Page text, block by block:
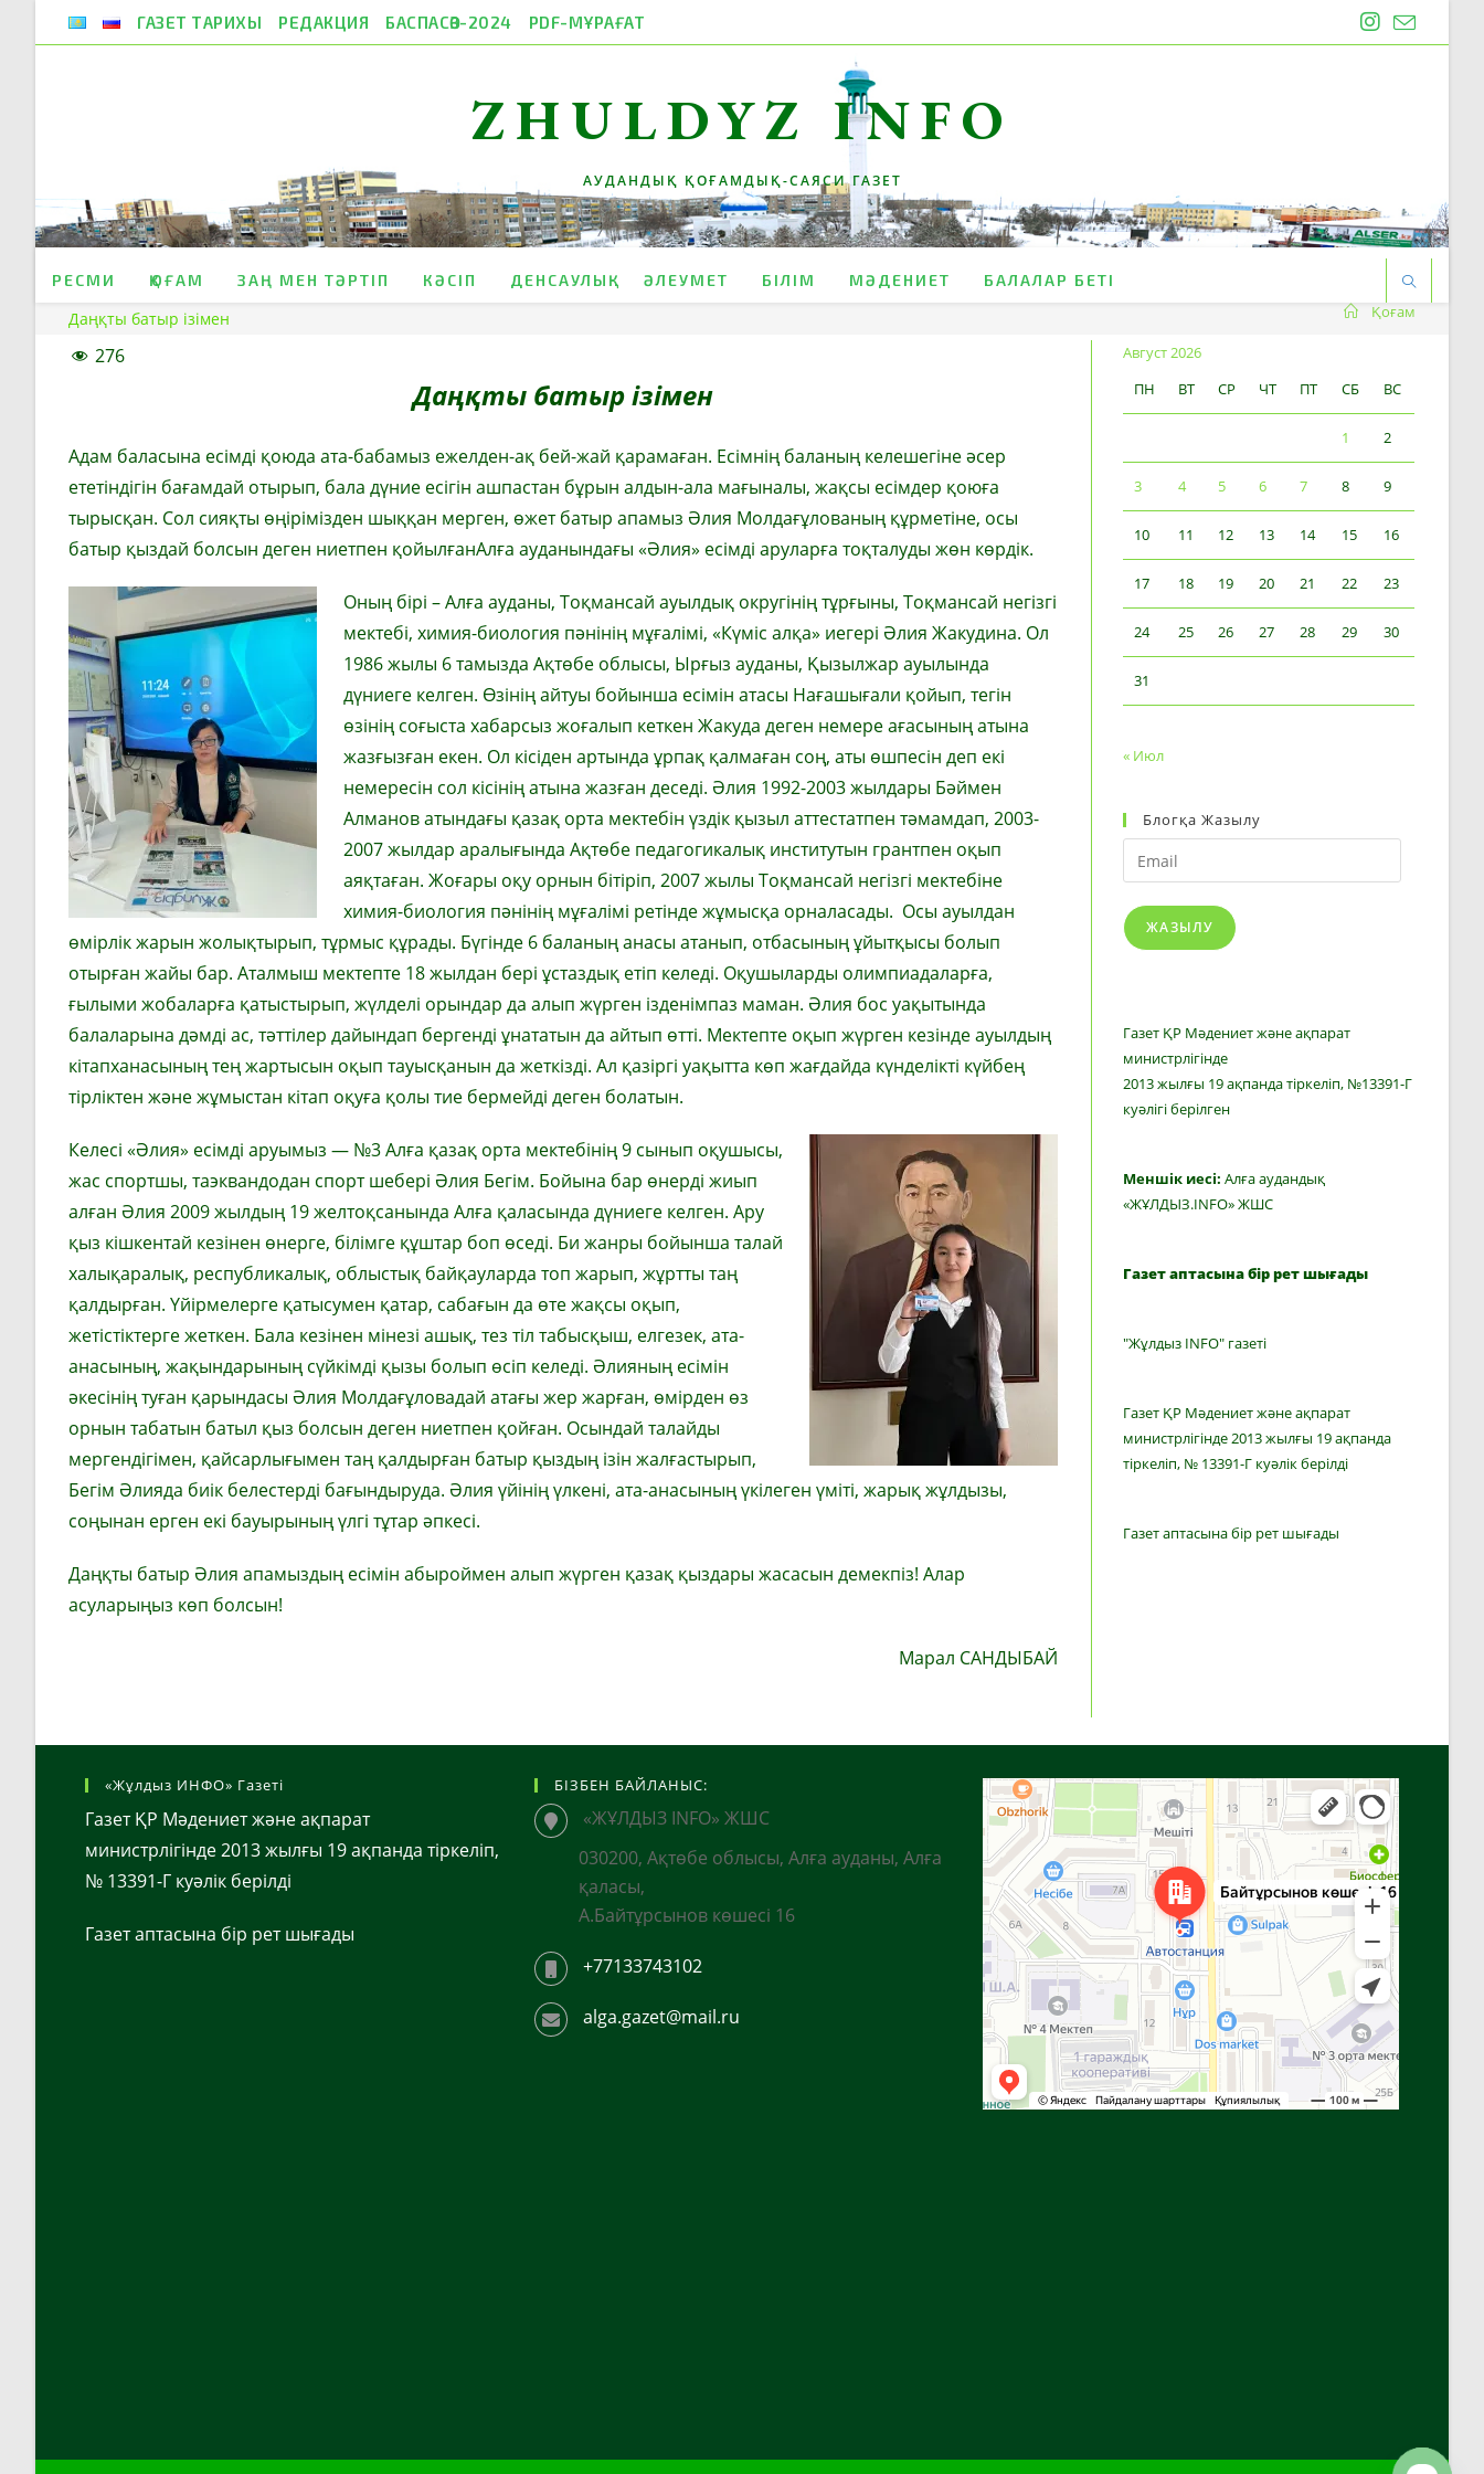
ГАЗЕТ ТАРИХЫ РЕДАКЦИЯ БАСПАСӨЗ-2024 PDF-МҰРАҒАТ
ZHULDYZ INFO
АУДАНДЫҚ ҚОҒАМДЫҚ-САЯСИ ГАЗЕТ
РЕСМИ ҚОҒАМ ЗАҢ МЕН ТӘРТІП КӘСІП ДЕНСАУЛЫҚ ӘЛЕУМЕТ БІЛІМ МӘДЕНИЕТ БАЛАЛАР БЕТІ
Даңқты батыр ізімен Қоғам
276
Даңқты батыр ізімен
Адам баласына есімді қоюда ата-бабамыз ежелден-ақ бей-жай қарамаған. Есімнің баланың келешегіне әсер
ететіндігін бағамдай отырып, бала дүние есігін ашпастан бұрын алдын-ала мағыналы, жақсы есімдер қоюға
тырысқан. Сол сияқты өңірімізден шыққан мерген, өжет батыр апамыз Әлия Молдағұлованың құрметіне, осы
батыр қыздай болсын деген ниетпен қойылғанАлға ауданындағы «Әлия» есімді аруларға тоқталуды жөн көрдік.
Оның бірі – Алға ауданы, Тоқмансай ауылдық округінің тұрғыны, Тоқмансай негізгі
мектебі, химия-биология пәнінің мұғалімі, «Күміс алқа» иегері Әлия Жакудина. Ол
1986 жылы 6тамызда Ақтөбе облысы, Ырғыз ауданы, Қызылжар ауылында
дүниеге келген. Өзінің айтуы бойынша есімін атасы Нағашығали қойып, тегін
өзінің соғыста хабарсыз жоғалып кеткен Жакуда деген немере ағасының атына
жазғызған екен. Ол кісіден артында ұрпақ қалмаған соң, аты өшпесін деп екі
немересін сол кісінің атына жазған деседі. Әлия 1992-2003 жылдары Бәймен
Алманов атындағы қазақ орта мектебін үздік қызыл аттестатпен тәмамдап, 2003-
2007жылдар аралығында Ақтөбе педагогикалық институтын грантпен оқып
аяқтаған. Жоғары оқу орнын бітіріп, 2007 жылы Тоқмансай негізгі мектебіне
химия-биология пәнінің мұғалімі ретінде жұмысқа орналасады. Осы ауылдан
өмірлік жарын жолықтырып, тұрмыс құрады. Бүгінде 6 баланың анасы атанып, отбасының ұйытқысы болып
отырған жайы бар. Аталмыш мектепте 18 жылдан бері ұстаздық етіп келеді. Оқушыларды олимпиадаларға,
ғылыми жобаларға қатыстырып, жүлделі орындар да алып жүрген ізденімпаз маман. Әлия бос уақытында
балаларына дәмді ас, тәттілер дайындап бергенді ұнататын да айтып өтті. Мектепте оқып жүрген кезінде ауылдың
кітапханасының тең жартысын оқып тауысқанын да жеткізді. Ал қазіргі уақытта көп жағдайда күнделікті күйбең
тірліктен және жұмыстан кітап оқуға қолы тие бермейді деген болатын.
Келесі «Әлия» есімді аруымыз — №3Алға қазақ орта мектебінің 9 сынып оқушысы,
жас спортшы, таэквандодан спорт шебері Әлия Бегім. Бойына бар өнерді жиып
алған Әлия 2009 жылдың 19 желтоқсанында Алға қаласында дүниеге келген. Ару
қыз кішкентай кезінен өнерге, білімге құштар боп өседі. Би жанры бойынша талай
халықаралық, республикалық, облыстық байқауларда топ жарып, жұртты таң
қалдырған. Үйірмелерге қатысумен қатар, сабағын да өте жақсы оқып,
жетістіктерге жеткен. Бала кезінен мінезі ашық, тез тіл табысқыш, елгезек, ата-
анасының, жақындарының сүйкімді қызы болып өсіп келеді. Әлияның есімін
әкесінің туған қарындасы Әлия Молдағұловадай атағы жер жарған, өмірден өз
орнын табатын батыл қыз болсын деген ниетпен қойған. Осындай талайды
мергендігімен, қайсарлығымен таң қалдырған батыр қыздың ізін жалғастырып,
Бегім Әлияда биік белестерді бағындыруда. Әлия үйінің үлкені, ата-анасының үкілеген үміті, жарық жұлдызы,
соңынан ерген екі бауырының үлгі тұтар әпкесі.
Даңқты батыр Әлия апамыздың есімін абыроймен алып жүрген қазақ қыздары жасасын демекпіз! Алар
асуларыңыз көп болсын!
Марал САНДЫБАЙ
Август 2026
ПН
ВТ СР ЧТ ПТ СБ ВС
1 2
3 4 5 6 7 8 9
10 11 12 13 14 15 16
17 18 19 20 21 22 23
24 25 26 27 28 29 30
31
« Июл
Блогқа Жазылу
Email
ЖАЗЫЛУ
Газет ҚР Мәдениет және ақпарат
министрлігінде
2013 жылғы 19 ақпанда тіркеліп, №13391-Г
куәлігі берілген
Меншік иесі: Алға аудандық
«ЖҰЛДЫЗ.INFO» ЖШС
Газет аптасына бір рет шығады
"Жұлдыз INFO" газеті
Газет ҚР Мәдениет және ақпарат
министрлігінде 2013 жылғы 19 ақпанда
тіркеліп, № 13391-Г куәлік берілді
Газет аптасына бір рет шығады
«Жұлдыз ИНФО» Газеті
Газет ҚР Мәдениет және ақпарат
министрлігінде 2013 жылғы 19 ақпанда тіркеліп,
№ 13391-Г куәлік берілді
Газет аптасына бір рет шығады
БІЗБЕН БАЙЛАНЫС:
«ЖҰЛДЫЗ INFO» ЖШС
030200, Ақтөбе облысы, Алға ауданы, Алға
қаласы,
А.Байтұрсынов көшесі 16
+77133743102
alga.gazet@mail.ru
Алға
Яндекс Карталар — көлік, навигация, орындарды іздеу